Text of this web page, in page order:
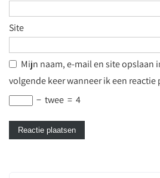
Site
Mijn naam, e-mail en site opslaan
volgende keer wanneer ik een reactie
− twee = 4